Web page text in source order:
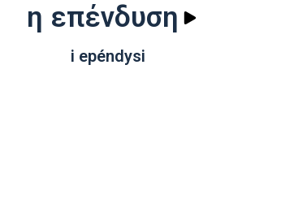
η επένδυση
i epéndysi